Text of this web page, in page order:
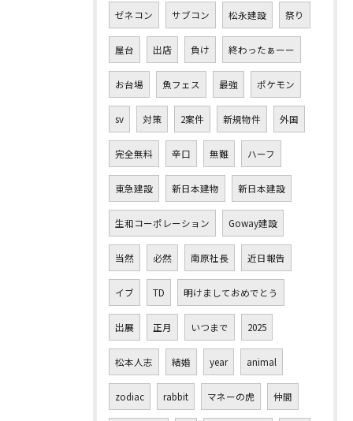
ゼネコン サブコン 松永建設 祭り
屋台 出店 負け 終わったぁーー
お台場 魚フェス 最強 ポケモン
sv 対策 2案件 新規物件 外国
完全無料 辛口 無難 ハーフ
東急建設 新日本建物 新日本建設
生和コーポレーション Goway建設
当然 必然 南原社長 近日報告
イブ TD 明けましておめでとう
出展 正月 いつまで 2025
松本人志 結婚 year animal
zodiac rabbit マネーの虎 仲間